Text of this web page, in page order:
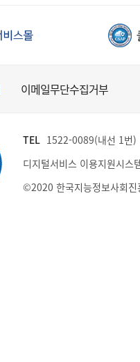
이메일무단수집거부
TEL 1522-0089(내선 1번
디지털서비스 이용지원시스
©2020 한국지능정보사회진